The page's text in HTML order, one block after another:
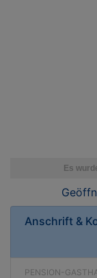
Anschrift &
PENSION-